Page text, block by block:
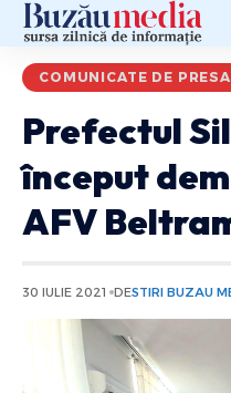
COMUNICATE DE PRESA
Prefectul
început
AFV
30 IULIE 2021 DESTIRI BUZAU